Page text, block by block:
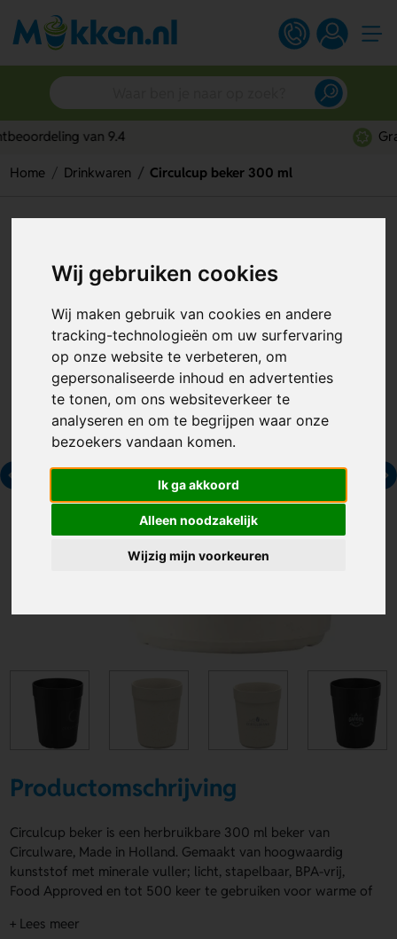
Wij gebruiken cookies
Wij maken gebruik van cookies en andere
tracking-technologieën om uw surfervaring
op onze website te verbeteren, om
gepersonaliseerde inhoud en advertenties
te tonen, om ons websiteverkeer te
analyseren en om te begrijpen waar onze
bezoekers vandaan komen.
Ik ga akkoord
Alleen noodzakelijk
Wijzig mijn voorkeuren
Home Drinkwaren Circulcup beker 300 ml
Artikelnummer: 115270
Productomschrijving
Circulcup beker is een herbruikbare 300 ml beker van
Circulware, Made in Holland. Gemaakt van hoogwaardig
kunststof met minerale vuller; licht, stapelbaar, BPA-vrij,
Food Approved en tot 500 keer te gebruiken voor warme of
Circulcup beker graveren met jouw ontwerp, ook individueel
+ Lees meer